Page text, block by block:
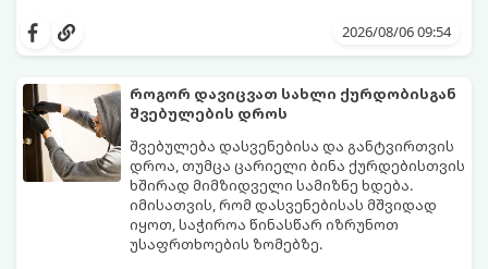
უზრუნველსაყოფად, მნიშვნელოვანია
რომლებიც შუქის ქრობისთანავე
2026/08/06 09:54
როგორ დავიცვათ სახლი ქურდობისგან
შვებულების დროს
შვებულება დასვენებისა და განტვირთვის
დროა, თუმცა ცარიელი ბინა ქურდებისთვის
ხშირად მიმზიდველი სამიზნე ხდება.
იმისათვის, რომ დასვენებისას მშვიდად
იყოთ, საჭიროა წინასწარ იზრუნოთ
უსაფრთხოების ზომებზე.